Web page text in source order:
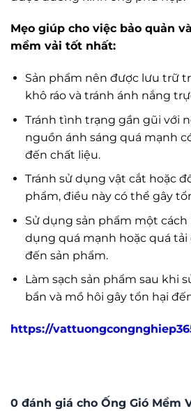
Mẹo giúp cho việc bảo quản
mềm vải tốt nhất:
Sản phẩm nên được lưu trữ
khô ráo và tránh ánh nắng
Tránh tình trạng gần gũi với
nguồn ánh sáng quá mạnh
đến chất liệu.
Tránh sử dụng vật cắt hoặc
phẩm, điều này có thể gây
Sử dụng sản phẩm một cách
dụng quá mạnh hoặc quá tải
đến sản phẩm.
Làm sạch sản phẩm sau khi
bẩn và mồ hôi gây tổn hại
https://
0 đánh giá cho Ống Gió Mềm